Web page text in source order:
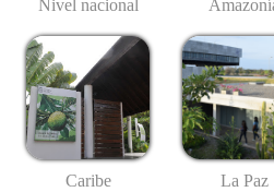
Nivel nacional
Caribe La Paz